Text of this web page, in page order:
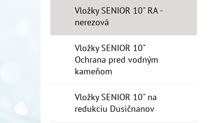
Vložky SENIOR 10" RA -
nerezová
Vložky SENIOR 10"
Ochrana pred vodným
kameňom
Vložky SENIOR 10" na
redukciu Dusičnanov